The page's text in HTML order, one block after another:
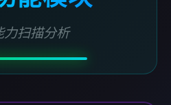
力扫描分析